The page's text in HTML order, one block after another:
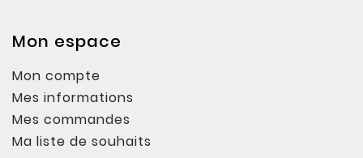
Mon espace
Mon compte
Mes informations
Mes commandes
Ma liste de souhaits